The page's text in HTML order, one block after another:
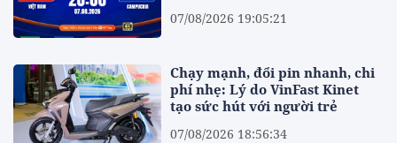
07/08/2026 19:05:21
Chạy mạnh, đổi pin nhanh, chi
phí nhẹ: Lý do VinFast Kinet
tạo sức hút với người trẻ
07/08/2026 18:56:34